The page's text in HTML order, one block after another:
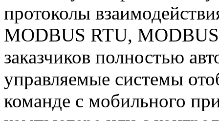
протоколы
MODBUS RTU,
заказчиков полностью
управляемые системы
команде с мобильного